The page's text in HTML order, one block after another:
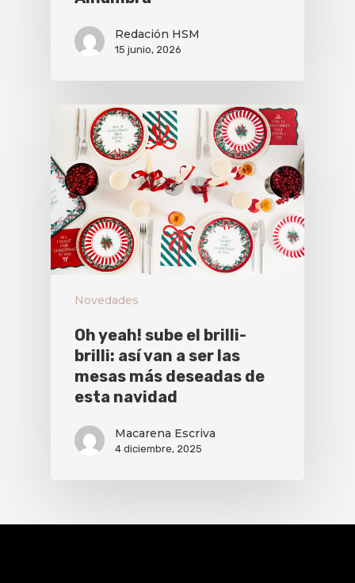
Redación HSM
15 junio, 2026
Novedades
Oh yeah! sube el brilli-
brilli: así van a ser las
mesas más deseadas de
esta navidad
Macarena Escriva
4 diciembre, 2025